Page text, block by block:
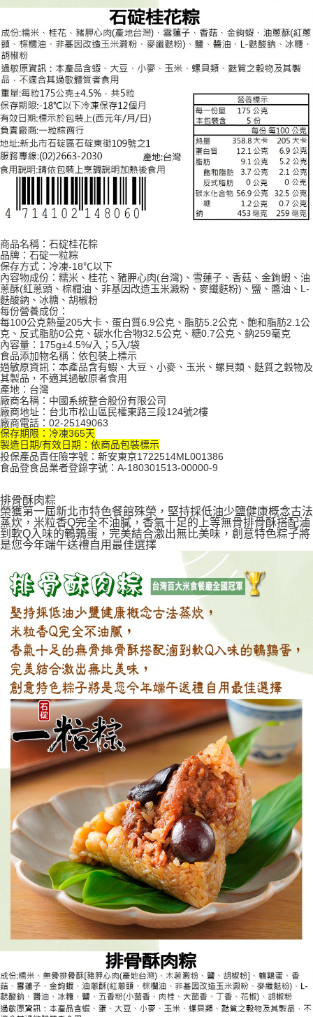
商品名稱：石碇桂花粽
品牌：石碇一粒粽
保存方式：冷凍-18℃以下
內容物成份：糯米、桂花、豬胛心肉(台灣)、雪蓮子、香菇、金鉤蝦、油
蔥酥(紅蔥頭、棕櫚油、非基因改造玉米澱粉、麥纖麩粉)、鹽、醬油、L-
麩酸鈉、冰糖、胡椒粉
每份營養成份：
每100公克熱量205大卡、蛋白質6.9公克、脂肪5.2公克、飽和脂肪2.1公
克、反式脂肪0公克、碳水化合物32.5公克、糖0.7公克、鈉259毫克
內容量：175g±4.5%/入；5入/袋
食品添加物名稱：依包裝上標示
過敏原資訊：本產品含有蝦、大豆、小麥、玉米、螺貝類、麩質之穀物及
其製品，不適其過敏原者食用
產地：台灣
廠商名稱：中國系統整合股份有限公司
廠商地址：台北市松山區民權東路三段124號2樓
廠商電話：02-25149063
保存期限：冷凍365天
製造日期/有效日期：依商品包裝標示
投保產品責任險字號：新安東京1722514ML001386
食品登食品業者登錄字號：A-180301513-00000-9
排骨酥肉粽
榮獲第一屆新北市特色餐館殊榮，堅持採低油少鹽健康概念古法
蒸炊，米粒香Q完全不油膩，香氣十足的上等無骨排骨酥搭配滷
到軟Q入味的鵪鶉蛋，完美結合激出無比美味，創意特色粽子將
是您今年端午送禮自用最佳選擇